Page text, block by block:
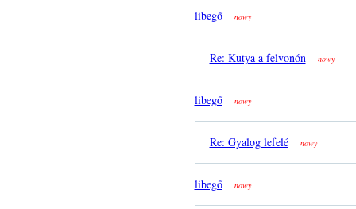
libegő nowy
Re: Kutya a felvonón nowy
libegő nowy
Re: Gyalog lefelé nowy
libegő nowy